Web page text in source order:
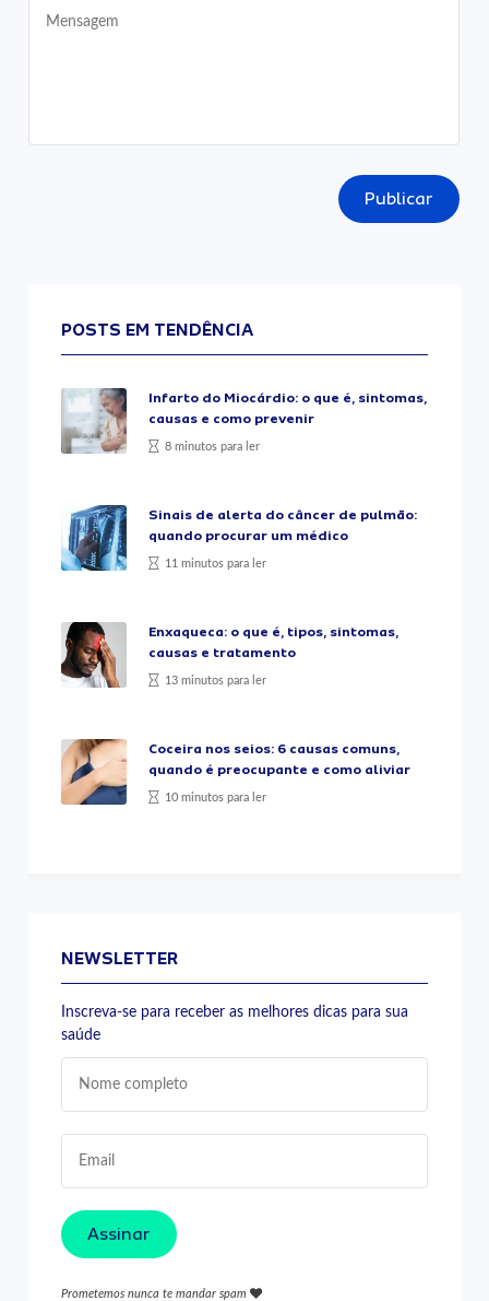
Publicar
POSTS EM TENDÊNCIA
Infarto do Miocárdio: o que é, sintomas,
causas e como prevenir
8 minutos para ler
Sinais de alerta do câncer de pulmão:
quando procurar um médico
11 minutos para ler
Enxaqueca: o que é, tipos, sintomas,
causas e tratamento
13 minutos para ler
Coceira nos seios: 6 causas comuns,
quando é preocupante e como aliviar
10 minutos para ler
NEWSLETTER
Inscreva-se para receber as melhores dicas para sua
saúde
Assinar
Prometemos nunca te mandar spam